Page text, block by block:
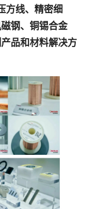
方线、精密细
钢、铜锡合金
品和材料解决方